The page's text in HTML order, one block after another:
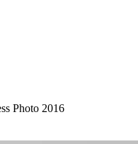
Photo 2016